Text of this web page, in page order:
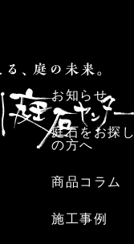
お知らせ
庭石をお探し
の方へ
商品コラム
施工事例